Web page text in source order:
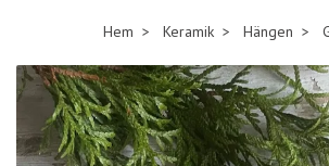
Hem Keramik Hängen